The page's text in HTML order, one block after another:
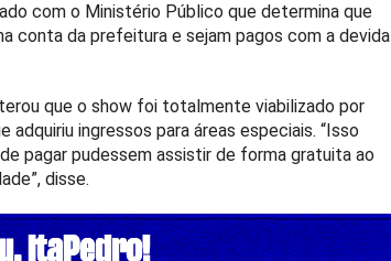
com o Ministério Público que determina que
conta da prefeitura e sejam pagos com a devida
que o show foi totalmente viabilizado por
ingressos para áreas especiais. “Isso
pagar pudessem assistir de forma gratuita ao
disse.